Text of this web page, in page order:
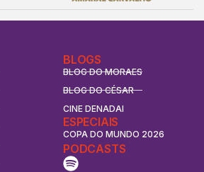
BLOGS
BLOG DO MORAES
BLOG DO CÉSAR
CINE DENADAI
ESPECIAIS
COPA DO MUNDO 2026
PODCASTS